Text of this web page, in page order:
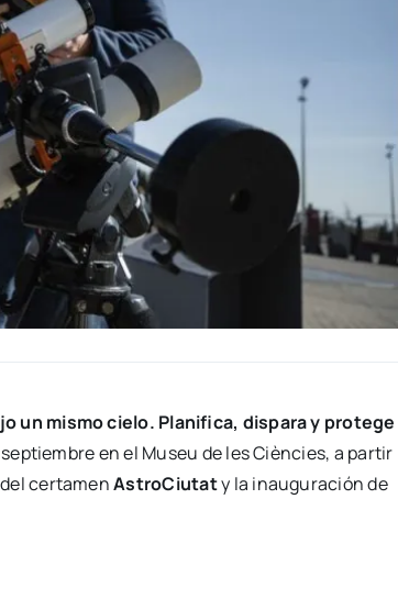
un mis­mo cie­lo. Pla­ni­fi­ca, dis­pa­ra y pro­te­ge
en el Museu de les Cièn­cies, a par­tir
cer­ta­menAstro­Ciu­taty la inau­gu­ra­ción de